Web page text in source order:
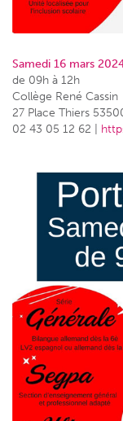
Samedi 16 mars
de 09h à 12h
Collège René Cassin
27 Place Thiers
02 43 05 12 62 |